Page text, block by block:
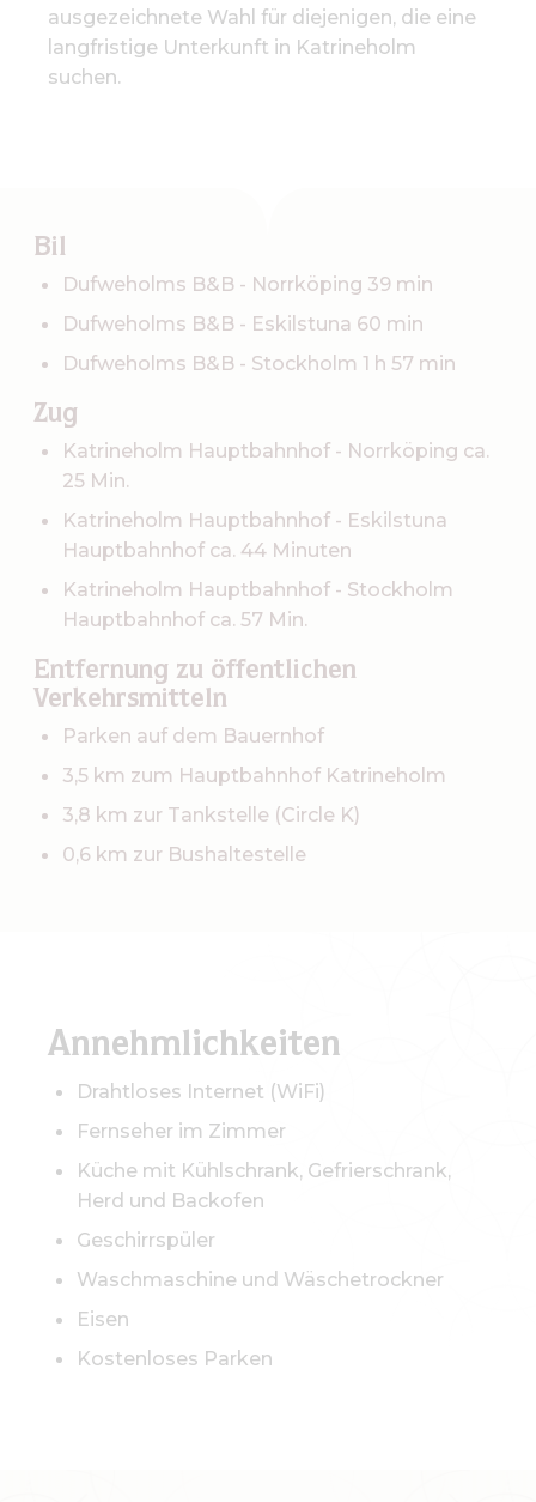
ausgezeichnete Wahl für diejenigen, die eine
langfristige Unterkunft in Katrineholm
suchen.
Bil
Dufweholms B&B - Norrköping 39 min
Dufweholms B&B - Eskilstuna 60 min
Dufweholms B&B - Stockholm 1 h 57 min
Zug
Katrineholm Hauptbahnhof - Norrköping ca.
25 Min.
Katrineholm Hauptbahnhof - Eskilstuna
Hauptbahnhof ca. 44 Minuten
Katrineholm Hauptbahnhof - Stockholm
Hauptbahnhof ca. 57 Min.
Entfernung zu öffentlichen
Verkehrsmitteln
Parken auf dem Bauernhof
3,5 km zum Hauptbahnhof Katrineholm
3,8 km zur Tankstelle (Circle K)
0,6 km zur Bushaltestelle
Annehmlichkeiten
Drahtloses Internet (WiFi)
Fernseher im Zimmer
Küche mit Kühlschrank, Gefrierschrank,
Herd und Backofen
Geschirrspüler
Waschmaschine und Wäschetrockner
Eisen
Kostenloses Parken